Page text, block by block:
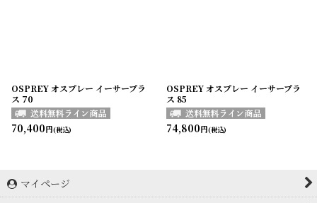
OSPREY オスプレー イーサープラ
ス 70
70,400円(税込)
OSPREY オスプレー イーサープラ
ス 85
74,800円(税込)
マイページ